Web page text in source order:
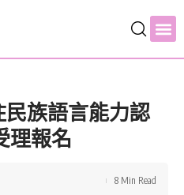
民族語言能力認
報名
8 Min Read